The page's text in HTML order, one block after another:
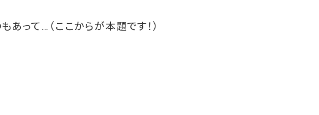
あって…（ここからが本題です！）